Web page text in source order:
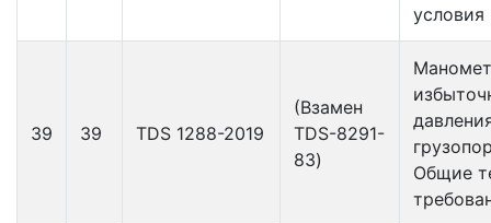
условия
39 39 TDS 1288-2019
(Взамен
TDS-8291-
83)
Общие